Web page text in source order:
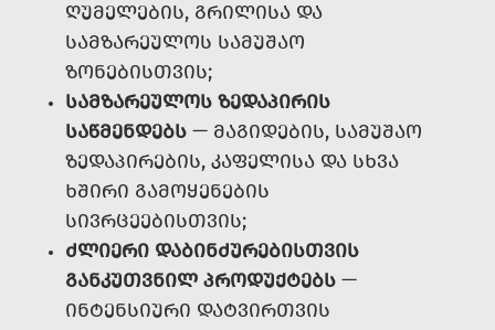
ᲦᲣᲛᲔᲚᲔᲑᲘᲡ, ᲒᲠᲘᲚᲘᲡᲐ ᲓᲐ
ᲡᲐᲛᲖᲐᲠᲔᲣᲚᲝᲡ ᲡᲐᲛᲣᲨᲐᲝ
ᲖᲝᲜᲔᲑᲘᲡᲗᲕᲘᲡ;
ᲡᲐᲛᲖᲐᲠᲔᲣᲚᲝᲡ ᲖᲔᲓᲐᲞᲘᲠᲘᲡ
ᲡᲐᲬᲛᲔᲜᲓᲔᲑᲡ — ᲛᲐᲒᲘᲓᲔᲑᲘᲡ, ᲡᲐᲛᲣᲨᲐᲝ
ᲖᲔᲓᲐᲞᲘᲠᲔᲑᲘᲡ, ᲙᲐᲤᲔᲚᲘᲡᲐ ᲓᲐ ᲡᲮᲕᲐ
ᲮᲨᲘᲠᲘ ᲒᲐᲛᲝᲧᲔᲜᲔᲑᲘᲡ
ᲡᲘᲕᲠᲪᲔᲔᲑᲘᲡᲗᲕᲘᲡ;
ᲫᲚᲘᲔᲠᲘ ᲓᲐᲑᲘᲜᲫᲣᲠᲔᲑᲘᲡᲗᲕᲘᲡ
ᲒᲐᲜᲙᲣᲗᲕᲜᲘᲚ ᲞᲠᲝᲓᲣᲥᲢᲔᲑᲡ —
ᲘᲜᲢᲔᲜᲡᲘᲣᲠᲘ ᲓᲐᲢᲕᲘᲠᲗᲕᲘᲡ